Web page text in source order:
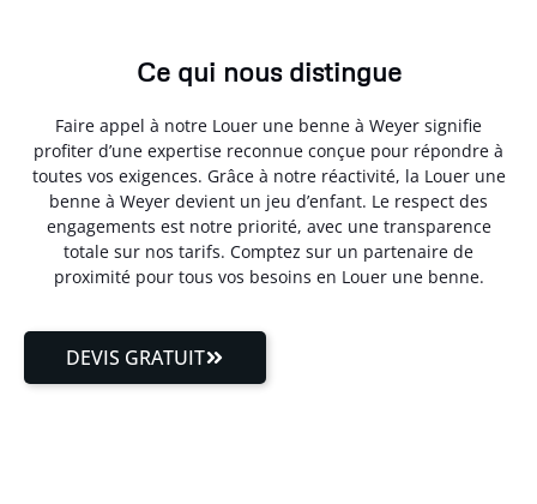
Ce qui nous distingue
Faire appel à notre Louer une benne à Weyer signifie
profiter d’une expertise reconnue conçue pour répondre à
toutes vos exigences. Grâce à notre réactivité, la Louer une
benne à Weyer devient un jeu d’enfant. Le respect des
engagements est notre priorité, avec une transparence
totale sur nos tarifs. Comptez sur un partenaire de
proximité pour tous vos besoins en Louer une benne.
DEVIS GRATUIT